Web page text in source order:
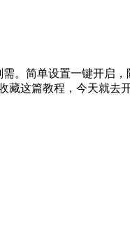
简单设置一键开启，
这篇教程，今天就去